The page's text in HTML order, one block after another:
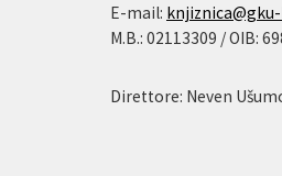
E-mail:
M.B.: 02113309 / OIB:
Direttore: Neven